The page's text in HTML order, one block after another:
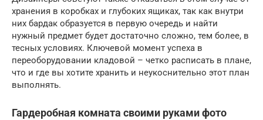
хранения в коробках и глубоких ящиках, так как внутри
них бардак образуется в первую очередь и найти
нужный предмет будет достаточно сложно, тем более, в
тесных условиях. Ключевой момент успеха в
переоборудовании кладовой – четко расписать в плане,
что и где вы хотите хранить и неукоснительно этот план
выполнять.
Гардеробная комната своими руками фото